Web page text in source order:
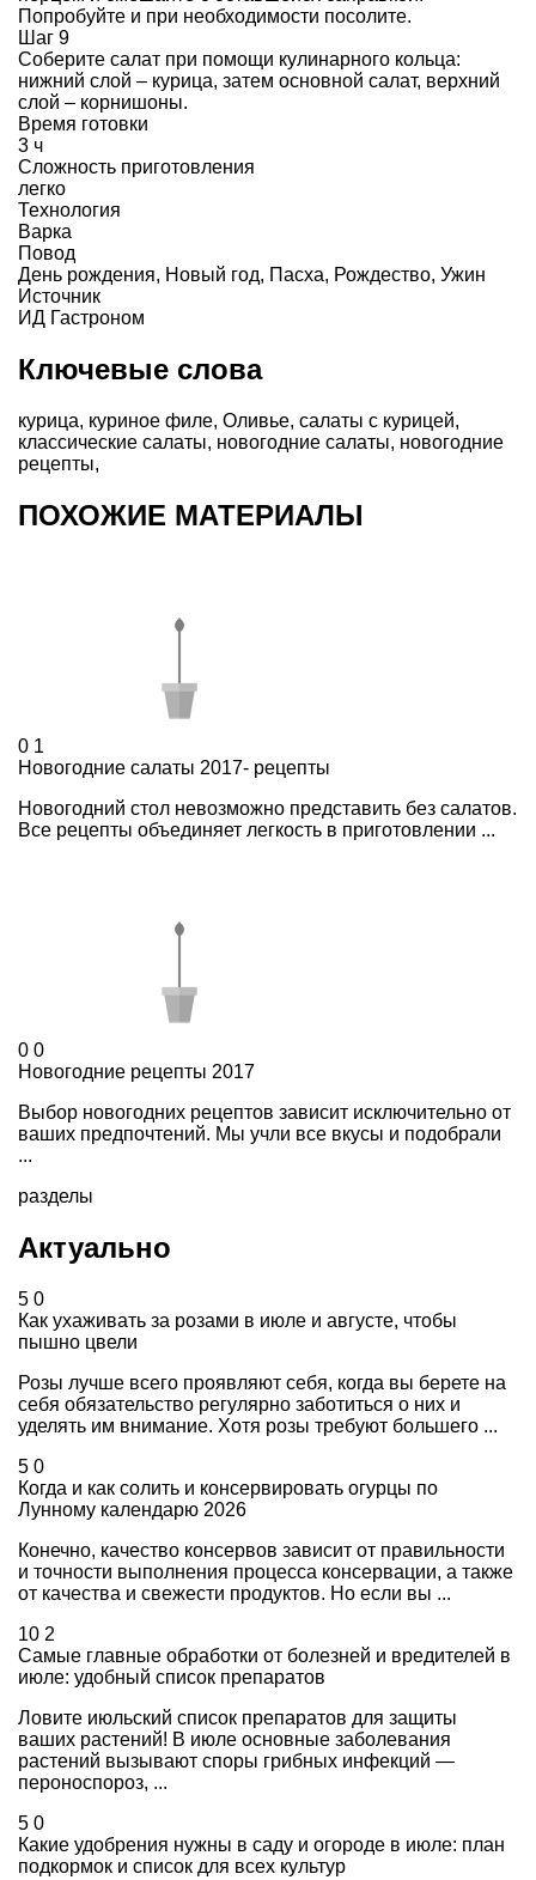
Попробуйте и при необходимости посолите.
Шаг 9
Соберите салат при помощи кулинарного кольца:
нижний слой – курица, затем основной салат, верхний
слой – корнишоны.
Время готовки
3 ч
Сложность приготовления
легко
Технология
Варка
Повод
День рождения, Новый год, Пасха, Рождество, Ужин
Источник
ИД Гастроном
Ключевые слова
курица, куриное филе, Оливье, салаты с курицей,
классические салаты, новогодние салаты, новогодние
рецепты,
ПОХОЖИЕ МАТЕРИАЛЫ
0 1
Новогодние салаты 2017- рецепты
Новогодний стол невозможно представить без салатов.
Все рецепты объединяет легкость в приготовлении ...
0 0
Новогодние рецепты 2017
Выбор новогодних рецептов зависит исключительно от
ваших предпочтений. Мы учли все вкусы и подобрали
...
разделы
Актуально
5 0
Как ухаживать за розами в июле и августе, чтобы
пышно цвели
Розы лучше всего проявляют себя, когда вы берете на
себя обязательство регулярно заботиться о них и
уделять им внимание. Хотя розы требуют большего ...
5 0
Когда и как солить и консервировать огурцы по
Лунному календарю 2026
Конечно, качество консервов зависит от правильности
и точности выполнения процесса консервации, а также
от качества и свежести продуктов. Но если вы ...
10 2
Самые главные обработки от болезней и вредителей в
июле: удобный список препаратов
Ловите июльский список препаратов для защиты
ваших растений! В июле основные заболевания
растений вызывают споры грибных инфекций —
пероноспороз, ...
5 0
Какие удобрения нужны в саду и огороде в июле: план
подкормок и список для всех культур